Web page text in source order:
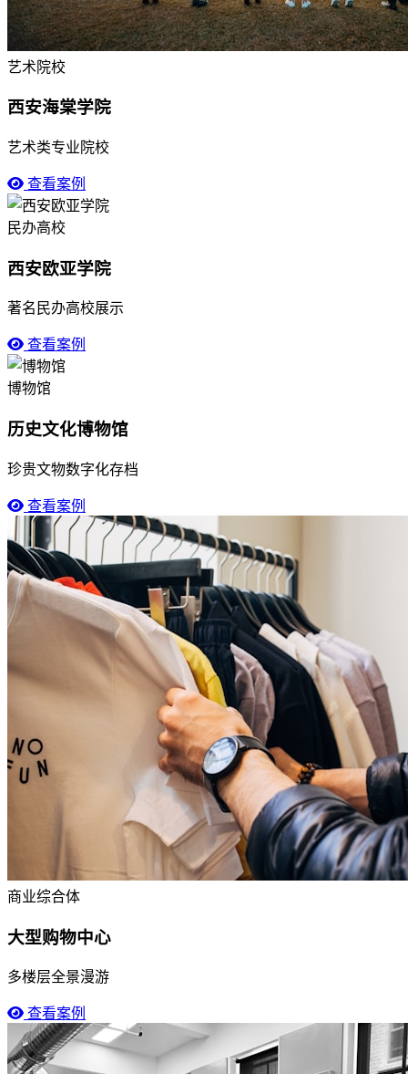
艺术院校
西安海棠学院
艺术类专业院校
查看案例
民办高校
西安欧亚学院
著名民办高校展示
查看案例
博物馆
历史文化博物馆
珍贵文物数字化存档
查看案例
商业综合体
大型购物中心
多楼层全景漫游
查看案例